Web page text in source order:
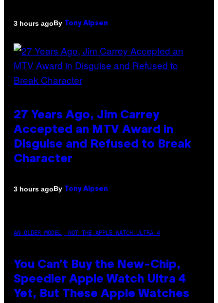
3 hours agoBy Tony Alpsen
27 Years Ago, Jim Carrey
Accepted an MTV Award in
Disguise and Refused to Break
Character
3 hours agoBy Tony Alpsen
AN OLDER MODEL, NOT THE APPLE WATCH ULTRA 4
You Can’t Buy the New-Chip,
Speedier Apple Watch Ultra 4
Yet, But These Apple Watches